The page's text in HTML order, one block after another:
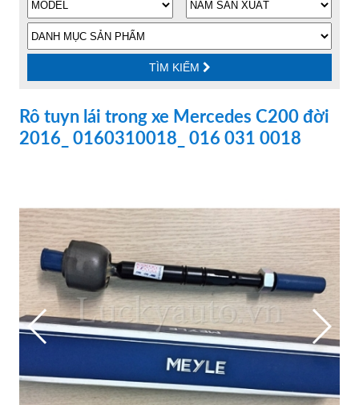
TÌM KIẾM
Rô tuyn lái trong xe Mercedes C200 đời
2016_ 0160310018_ 016 031 0018